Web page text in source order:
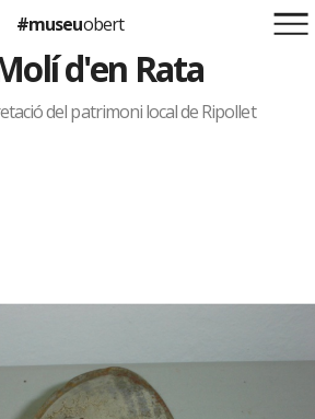
Suma't a la iniciativa
#museuobert
d'en Rata
del patrimoni local de Ripollet